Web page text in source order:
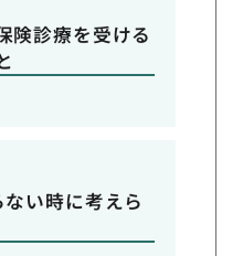
険診療を受ける
い時に考えら